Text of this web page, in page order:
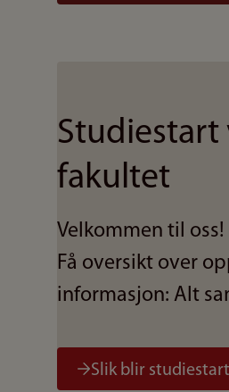
Studiestart
fakultet
Velkommen til oss!
Få oversikt over
informasjon: Alt
Slik blir